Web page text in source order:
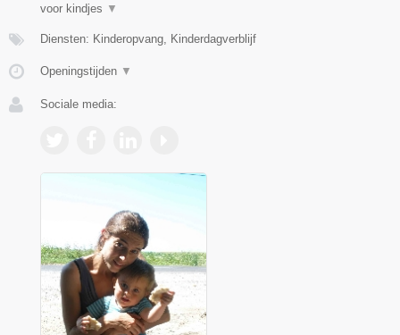
voor kindjes ▼
Diensten: Kinderopvang, Kinderdagverblijf
Openingstijden ▼
Sociale media: